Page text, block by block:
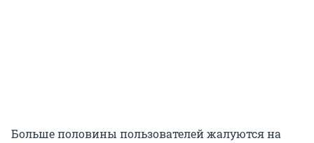
Больше половины пользователей жалуются на